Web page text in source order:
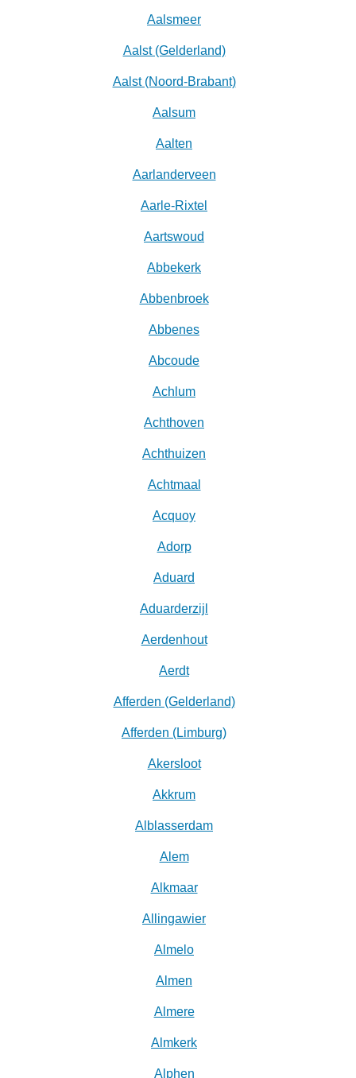
Aalsmeer
Aalst (Gelderland)
Aalst (Noord-Brabant)
Aalsum
Aalten
Aarlanderveen
Aarle-Rixtel
Aartswoud
Abbekerk
Abbenbroek
Abbenes
Abcoude
Achlum
Achthoven
Achthuizen
Achtmaal
Acquoy
Adorp
Aduard
Aduarderzijl
Aerdenhout
Aerdt
Afferden (Gelderland)
Afferden (Limburg)
Akersloot
Akkrum
Alblasserdam
Alem
Alkmaar
Allingawier
Almelo
Almen
Almere
Almkerk
Alphen